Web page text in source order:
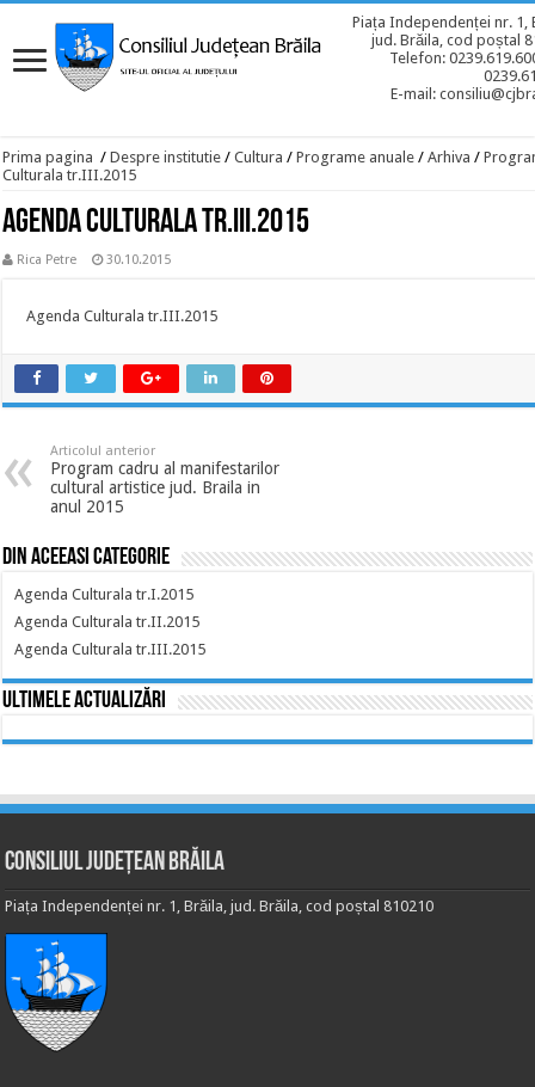
Piața Independenței nr. 1,
jud. Brăila, cod poștal
Telefon:
E-mail:
Prima pagina / Despre institutie / Cultura / Programe anuale / Arhiva /
Culturala tr.III.2015
Agenda Culturala tr.III.2015
Rica Petre 30.10.2015
Agenda Culturala tr.III.2015
Articolul anterior
Program cadru al manifestarilor
cultural artistice jud. Braila in
anul 2015
Din aceeasi categorie
Agenda Culturala tr.I.2015
Agenda Culturala tr.II.2015
Agenda Culturala tr.III.2015
Ultimele actualizări
Consiliul Județean Brăila
Piața Independenței nr. 1, Brăila, jud. Brăila, cod poștal 810210